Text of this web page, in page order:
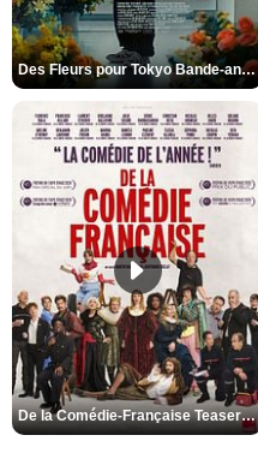
Des Fleurs pour Tokyo Bande-annonce VO STFR
De la Comédie-Française Teaser (3) VF